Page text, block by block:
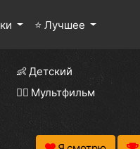
⭐ Лучшее
👶 Детский
🧚‍♀️ Мультфильм